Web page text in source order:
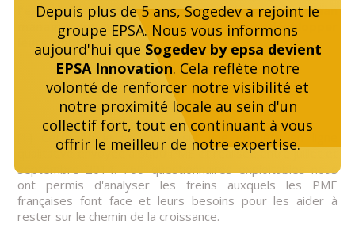
l'export, de conseils stratégiques, de conseil en lean
management et d'un mentorat pour développer
leurs ambitions.
[1] Cette étude se fonde sur une enquête en ligne
qualitative envoyée à 5000 PME et réalisée entre juillet et
septembre 2014. 760 questionnaires exploitables nous
ont permis d'analyser les freins auxquels les PME
françaises font face et leurs besoins pour les aider à
rester sur le chemin de la croissance.
Depuis plus de 5 ans, Sogedev a rejoint le
groupe EPSA. Nous vous informons
aujourd'hui que Sogedev by epsa devient
EPSA Innovation. Cela reflète notre
volonté de renforcer notre visibilité et
notre proximité locale au sein d'un
collectif fort, tout en continuant à vous
offrir le meilleur de notre expertise.